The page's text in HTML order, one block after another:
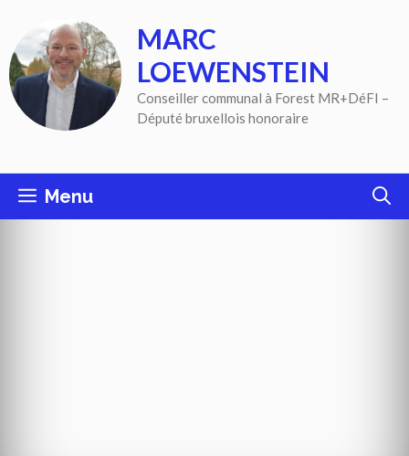
contenu
MARC
LOEWENSTEIN
Conseiller communal à Forest MR+DéFI –
Député bruxellois honoraire
Menu